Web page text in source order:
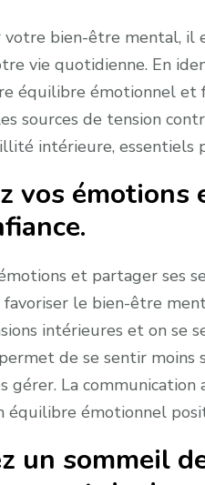
votre bien-être mental, il
vie quotidienne. En
équilibre émotionnel et
sources de tension
intérieure, essentiels
vos émotions
et partager ses
le bien-être
intérieures et on se
de se sentir moins
gérer. La
équilibre émotionnel
un sommeil